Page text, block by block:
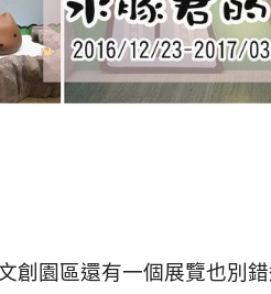
創園區還有一個展覽也別